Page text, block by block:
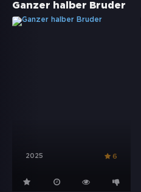
Ganzer halber Bruder
2025 6